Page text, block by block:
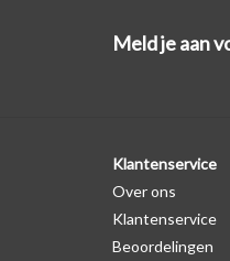
Meld je aan
Klantenservice
Over ons
Klantenservice
Beoordelingen